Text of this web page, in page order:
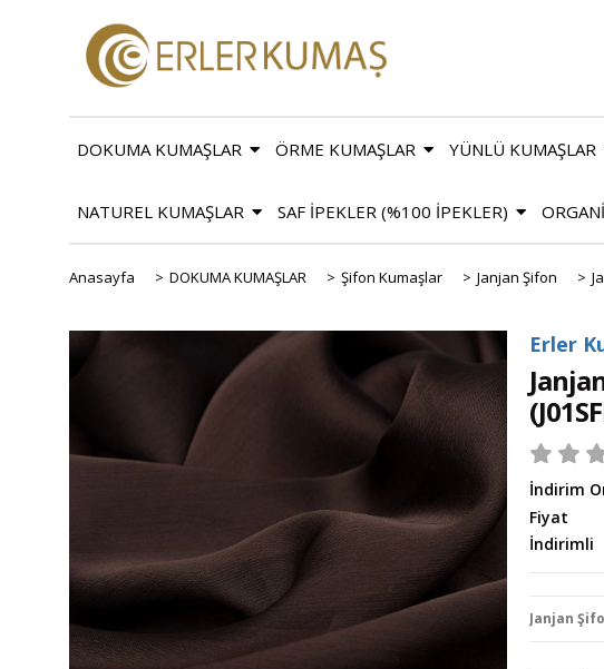
DOKUMA KUMAŞLAR ÖRME KUMAŞLAR YÜNLÜ KUMAŞLAR
NATUREL KUMAŞLAR SAF İPEKLER (%100 İPEKLER)
Anasayfa > DOKUMA KUMAŞLAR > Şifon Kumaşlar > Janjan Şifon >
Erler
İndirim
Fiyat
İndirimli
Janjan